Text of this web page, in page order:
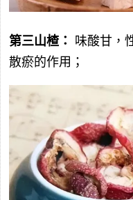
第三山楂： 味酸甘，
散瘀的作用；